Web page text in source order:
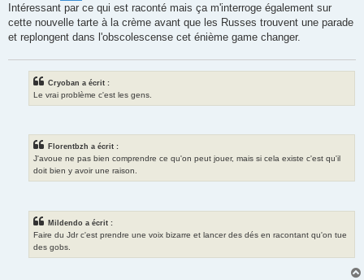
a
g
Intéressant par ce qui est raconté mais ça m'interroge également sur
cette nouvelle tarte à la crème avant que les Russes trouvent une parade
et replongent dans l'obscolescense cet énième game changer.
Cryoban a écrit :
Le vrai problème c'est les gens.
Florentbzh a écrit :
J'avoue ne pas bien comprendre ce qu'on peut jouer, mais si cela existe c'est qu'il
doit bien y avoir une raison.
Mildendo a écrit :
Faire du Jdr c'est prendre une voix bizarre et lancer des dés en racontant qu'on tue
des gobs.